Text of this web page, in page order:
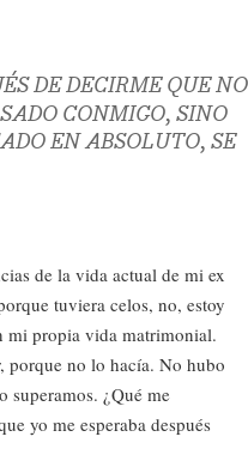
DE DECIRME QUE NO
CONMIGO, SINO
EN ABSOLUTO, SE
de la vida actual de mi ex
tuviera celos, no, estoy
mi propia vida matrimonial.
porque no lo hacía. No hubo
¿Qué me
yo me esperaba después